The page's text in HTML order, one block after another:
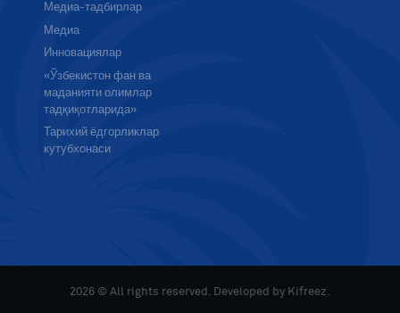
Медиа-тадбирлар
Медиа
Инновациялар
«Ўзбекистон фан ва
маданияти олимлар
тадқиқотларида»
Тарихий ёдгорликлар
кутубхонаси
2026 © All rights reserved. Developed by Kifreez.